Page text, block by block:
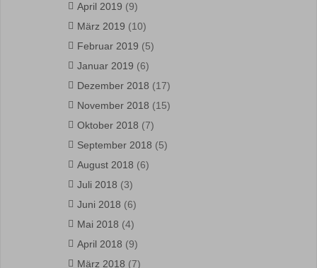
April 2019 (9)
März 2019 (10)
Februar 2019 (5)
Januar 2019 (6)
Dezember 2018 (17)
November 2018 (15)
Oktober 2018 (7)
September 2018 (5)
August 2018 (6)
Juli 2018 (3)
Juni 2018 (6)
Mai 2018 (4)
April 2018 (9)
März 2018 (7)